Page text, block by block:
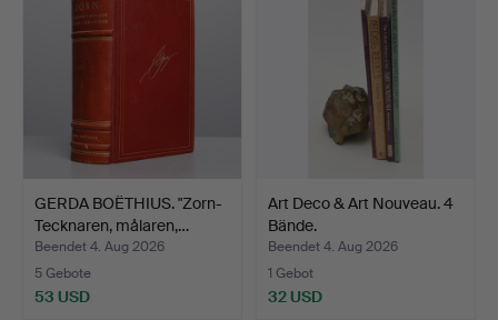
GERDA BOËTHIUS. "Zorn-
Tecknaren, målaren,…
Beendet 4. Aug 2026
5 Gebote
53 USD
Art Deco & Art Nouveau. 4
Bände.
Beendet 4. Aug 2026
1 Gebot
32 USD